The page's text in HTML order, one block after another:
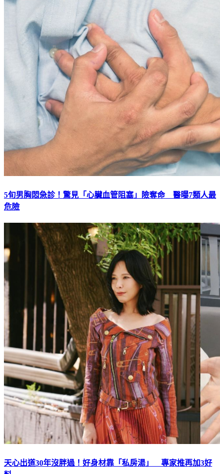
5旬男胸悶急診！驚見「心臟血管阻塞」險奪命 醫曝7類人最
危險
天心出道30年沒胖過！好身材靠「私房湯」 專家推再加3好